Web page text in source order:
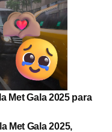
Met Gala 2025 para
Met Gala 2025,